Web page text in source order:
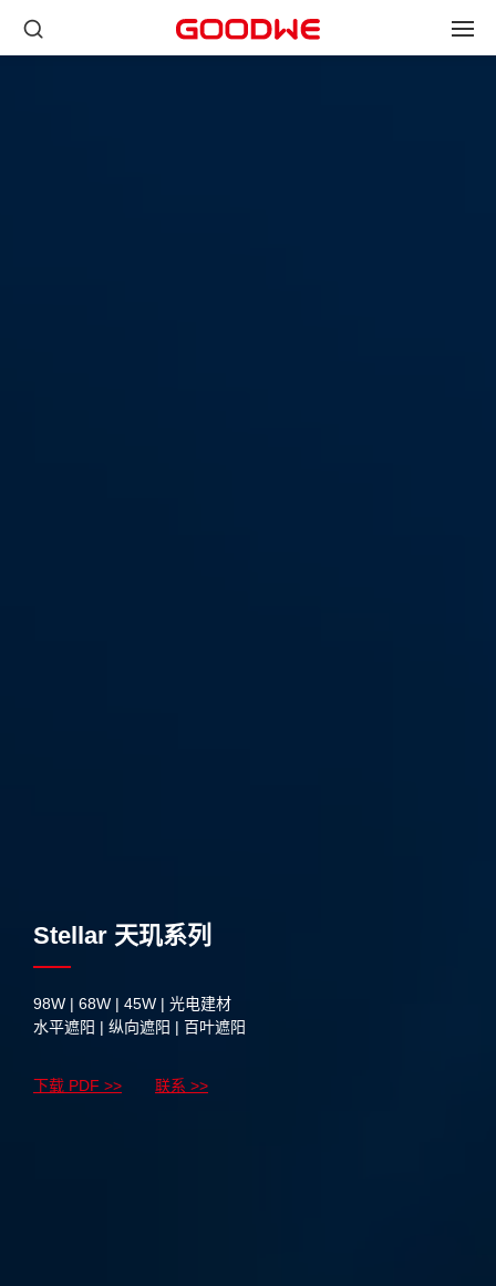
Stellar 天玑系列
98W | 68W | 45W | 光电建材
水平遮阳 | 纵向遮阳 | 百叶遮阳
下载 PDF >> 联系 >>